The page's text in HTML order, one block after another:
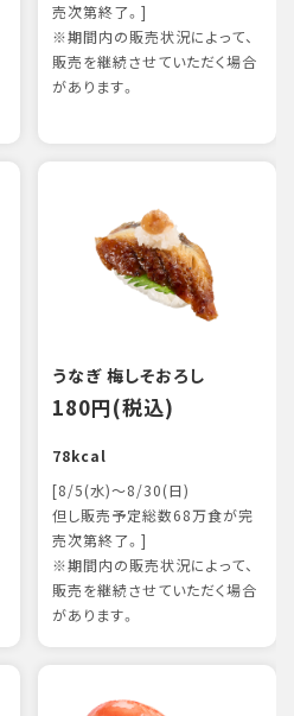
売次第終了。]
※期間内の販売状況によって、
販売を継続させていただく場合
があります。
うなぎ 梅しそおろし
180円(税込)
78kcal
[8/5(水)～8/30(日)
但し販売予定総数68万食が完
売次第終了。]
※期間内の販売状況によって、
販売を継続させていただく場合
があります。